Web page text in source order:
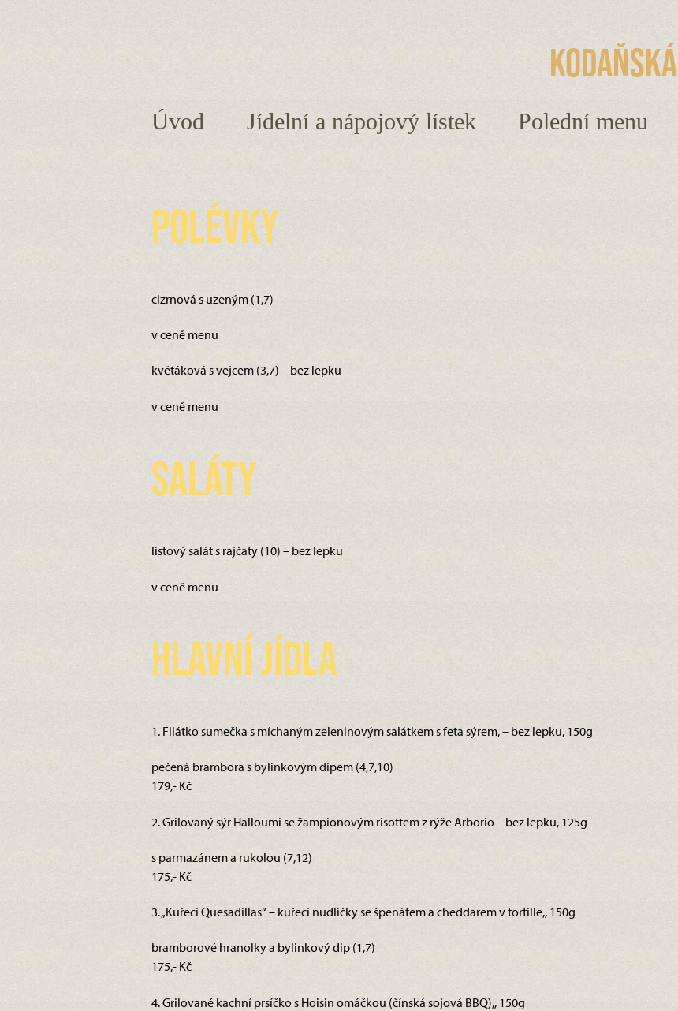
Kodaňská
Úvod Jídelní a nápojový lístek Polední menu
Polévky
cizrnová s uzeným (1,7)
v ceně menu
květáková s vejcem (3,7) – bez lepku
v ceně menu
Saláty
listový salát s rajčaty (10) – bez lepku
v ceně menu
Hlavní jídla
1. Filátko sumečka s míchaným zeleninovým salátkem s feta sýrem, – bez lepku, 150g
pečená brambora s bylinkovým dipem (4,7,10)
179,- Kč
2. Grilovaný sýr Halloumi se žampionovým risottem z rýže Arborio – bez lepku, 125g
s parmazánem a rukolou (7,12)
175,- Kč
3. „Kuřecí Quesadillas“ – kuřecí nudličky se špenátem a cheddarem v tortille,, 150g
bramborové hranolky a bylinkový dip (1,7)
175,- Kč
4. Grilované kachní prsíčko s Hoisin omáčkou (čínská sojová BBQ),, 150g